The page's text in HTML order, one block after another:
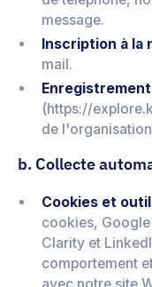
message.
Inscription à la
mail.
(https://
de
b. Collecte
Cookies et
cookies,
Clarity et
comportement